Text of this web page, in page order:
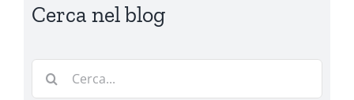
Cerca nel blog
Cerca